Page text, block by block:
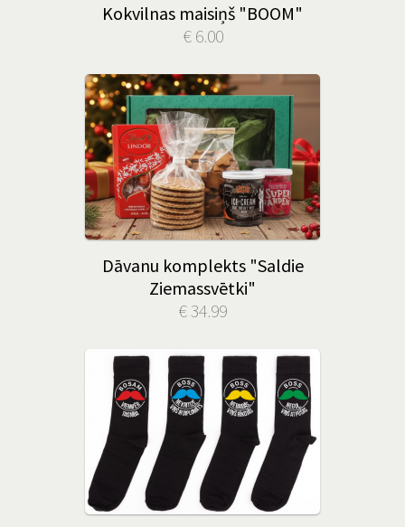
Kokvilnas maisiņš "BOOM"
€ 6.00
Dāvanu komplekts "Saldie
Ziemassvētki"
€ 34.99